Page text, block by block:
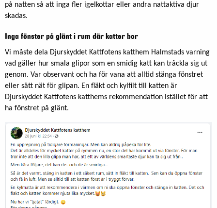
på natten så att inga fler igelkottar eller andra nattaktiva djur
skadas.
Inga fönster på glänt i rum där katter bor
Vi måste dela Djurskyddet Kattfotens katthem Halmstads varning
vad gäller hur smala glipor som en smidig katt kan tråckla sig ut
genom. Var observant och ha för vana att alltid stänga fönstret
eller sätt nät för glipan. En fläkt och kylfilt till katten är
Djurskyddet Kattfotens katthems rekommendation istället för att
ha fönstret på glänt.